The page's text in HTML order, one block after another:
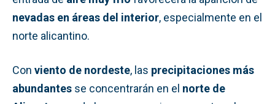
nevadas en áreas del interior, especialmente en el
norte alicantino.
Con viento de nordeste, las precipitaciones más
abundantes se concentrarán en el norte de